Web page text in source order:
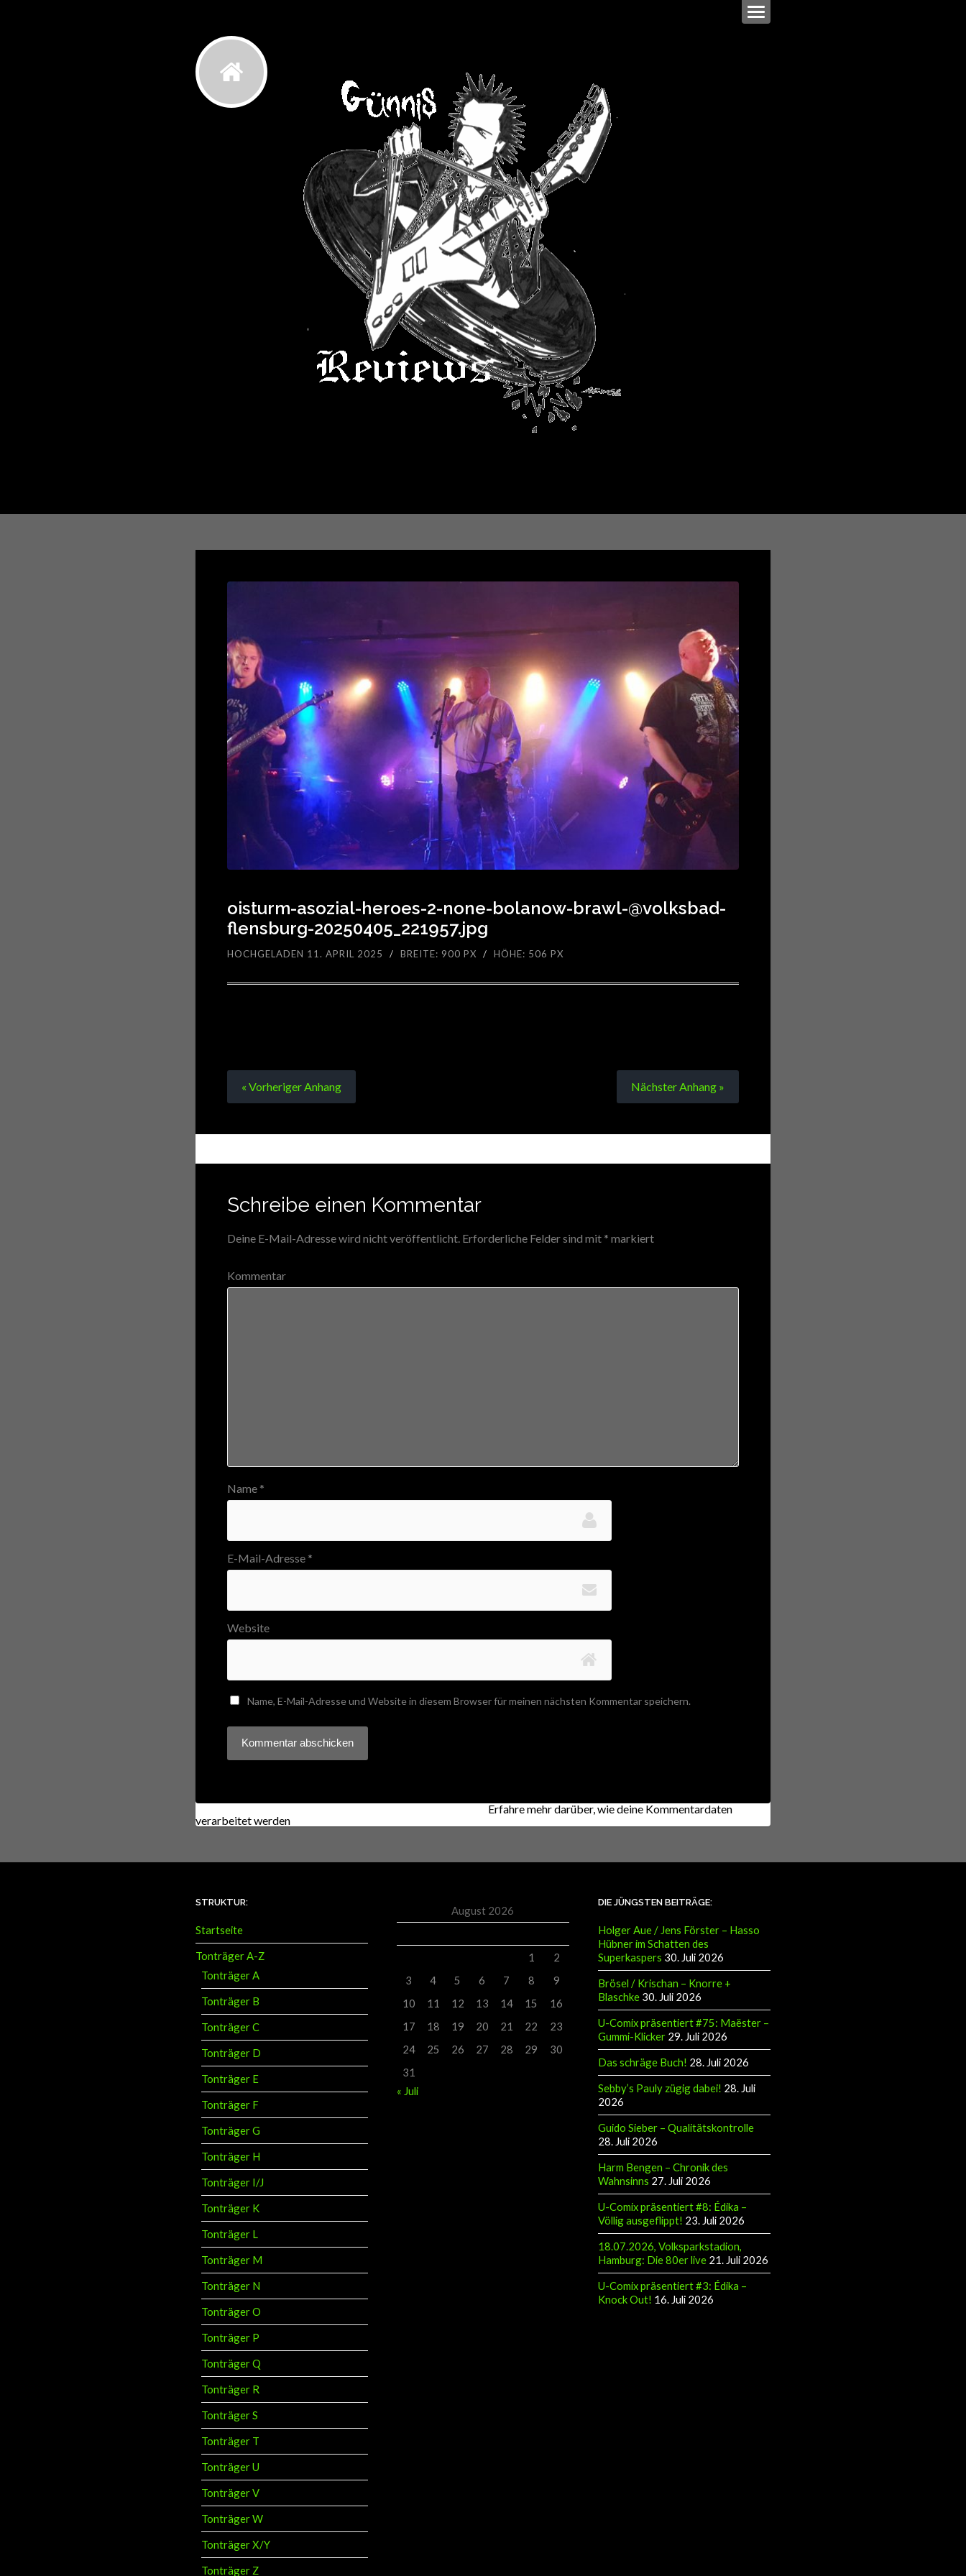
oisturm-asozial-heroes-2-none-bolanow-brawl-@volksbad-
flensburg-20250405_221957.jpg
HOCHGELADEN 11. APRIL 2025 / BREITE: 900 PX / HÖHE: 506 PX
« VorherigerAnhang NächsterAnhang»
Schreibe einen Kommentar
Deine E-Mail-Adresse wird nicht veröffentlicht. Erforderliche Felder sind mit *markiert
Kommentar
Name *
E-Mail-Adresse *
Website
Name, E-Mail-Adresse und Website in diesem Browser für meinen nächsten Kommentar speichern.
Diese Website verwendet Akismet, um Spam zu reduzieren.Erfahre mehr darüber, wie deine Kommentardaten
verarbeitet werden.
STRUKTUR:
Startseite
Tonträger A-Z
Tonträger A
Tonträger B
Tonträger C
Tonträger D
Tonträger E
Tonträger F
Tonträger G
Tonträger H
Tonträger I/J
Tonträger K
Tonträger L
Tonträger M
Tonträger N
Tonträger O
Tonträger P
Tonträger Q
Tonträger R
Tonträger S
Tonträger T
Tonträger U
Tonträger V
Tonträger W
Tonträger X/Y
Tonträger Z
August 2026
1
2
3
4 5 6 7 8
9
10
11 12 13 14 15
16
17
18 19 20 21 22
23
24
25 26 27 28 29
30
31
« Juli
DIE JÜNGSTEN BEITRÄGE:
Holger Aue / Jens Förster – Hasso
Hübner im Schatten des
Superkaspers 30. Juli 2026
Brösel / Krischan – Knorre +
Blaschke 30. Juli 2026
U-Comix präsentiert #75: Maëster –
Gummi-Klicker 29. Juli 2026
Das schräge Buch! 28. Juli 2026
Sebby’s Pauly zügig dabei! 28. Juli
2026
Guido Sieber – Qualitätskontrolle
28. Juli 2026
Harm Bengen – Chronik des
Wahnsinns 27. Juli 2026
U-Comix präsentiert #8: Édika –
Völlig ausgeflippt! 23. Juli 2026
18.07.2026, Volksparkstadion,
Hamburg: Die 80er live 21. Juli 2026
U-Comix präsentiert #3: Édika –
Knock Out! 16. Juli 2026